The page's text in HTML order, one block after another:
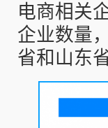
电商相关
企业数量
省和山东省